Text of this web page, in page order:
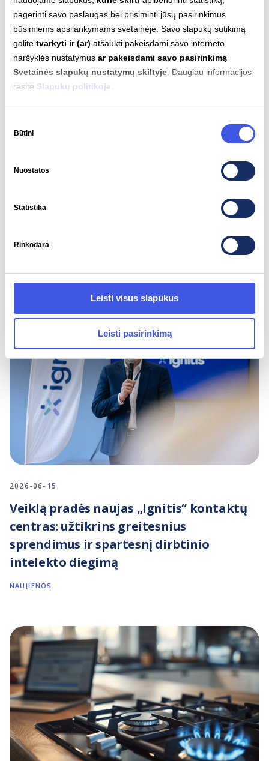
pagerinti savo paslaugas bei prisiminti jūsų pasirinkimus
būsimiems apsilankymams svetainėje. Savo slapukų sutikimą
galitetvarkyti ir (ar) atšaukti pakeisdami savo interneto
naršyklės nustatymusar pakeisdami savo pasirinkimą
Svetainės slapukų nustatymų skiltyje . Daugiau informacijos
rasite Slapukų politikoje
pasirinkimas
Būtini
Nuostatos
Statistika
Rinkodara
Leisti visus slapukus
Leisti pasirinkimą
2026-06-15
Veiklą pradės naujas „Ignitis“ kontaktų
centras: užtikrins greitesnius
sprendimus ir spartesnį dirbtinio
intelekto diegimą
NAUJIENOS